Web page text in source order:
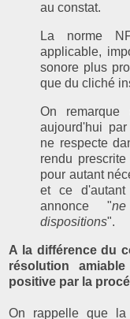
au constat.
La norme
applicable,
sonore plus
que du cliché
On remarque
aujourd'hui
ne respecte
rendu
pour autant
et ce d'autant
annonce "
dispositions".
A la différence du
résolution
positive par la
On rappelle que la